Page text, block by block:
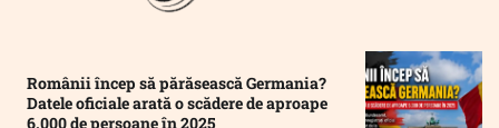
Românii încep să părăsească Germania?
Datele oficiale arată o scădere de aproape
6.000 de persoane în 2025